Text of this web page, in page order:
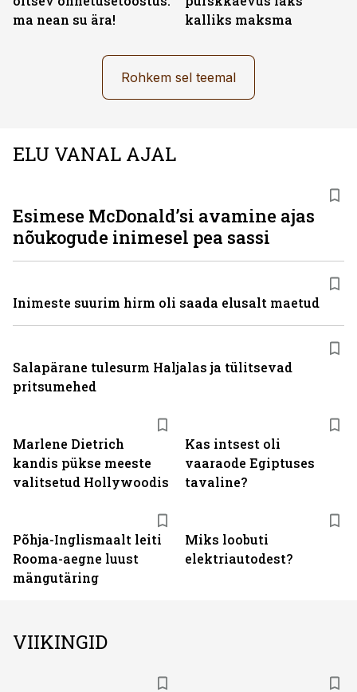
ma nean su ära!
kalliks maksma
Rohkem sel teemal
ELU VANAL AJAL
Marlene Dietrich
kandis pükse meeste
valitsetud Hollywoodis
Kas intsest oli
vaaraode Egiptuses
tavaline?
Põhja-Inglismaalt leiti
Rooma-aegne luust
mängutäring
Miks loobuti
elektriautodest?
Esimese McDonaldʼsi avamine ajas
nõukogude inimesel pea sassi
Inimeste suurim hirm oli saada elusalt maetud
Salapärane tulesurm Haljalas ja tülitsevad
pritsumehed
VIIKINGID